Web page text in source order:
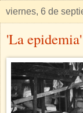
viernes, 6 de
'La